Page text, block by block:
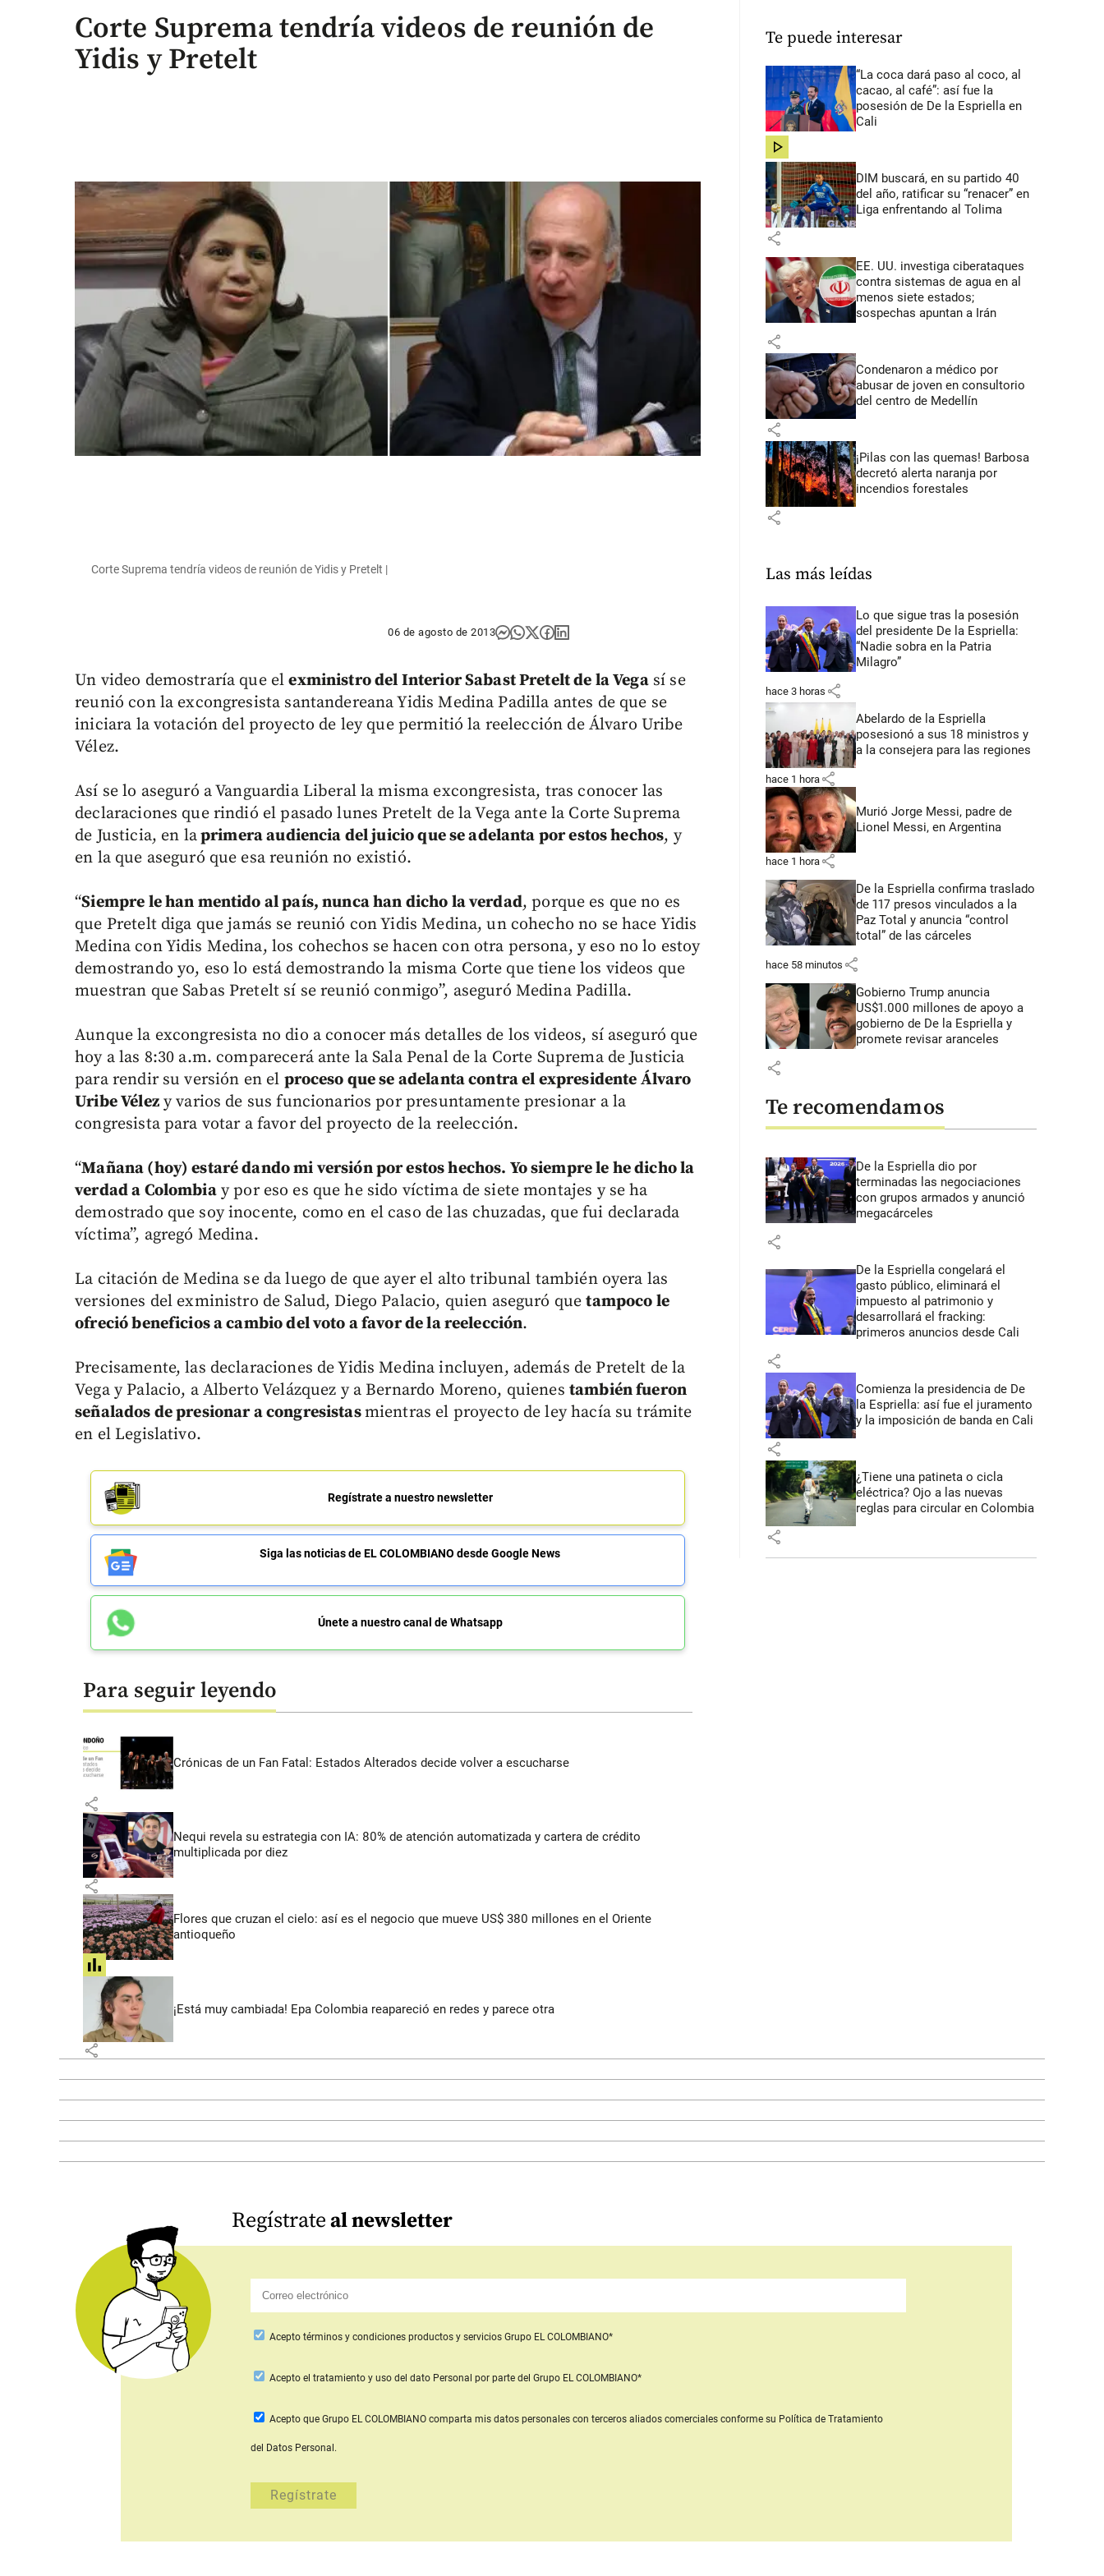
Corte Suprema tendría videos de reunión de
Yidis y Pretelt
Corte Suprema tendría videos de reunión de Yidis y Pretelt |
06 de agosto de 2013
Un video demostraría que elexministro del Interior Sabast Pretelt de la Vegasí se
reunió con la excongresista santandereana Yidis Medina Padilla antes de que se
iniciara la votación del proyecto de ley que permitió la reelección de Álvaro Uribe
Vélez.
Así se lo aseguró a Vanguardia Liberal la misma excongresista, tras conocer las
declaraciones que rindió el pasado lunes Pretelt de la Vega ante la Corte Suprema
de Justicia, en laprimera audiencia del juicio que se adelanta por estos hechos, y
en la que aseguró que esa reunión no existió.
“Siempre le han mentido al país, nunca han dicho la verdad, porque es que no es
que Pretelt diga que jamás se reunió con Yidis Medina, un cohecho no se hace Yidis
Medina con Yidis Medina, los cohechos se hacen con otra persona, y eso no lo estoy
demostrando yo, eso lo está demostrando la misma Corte que tiene los videos que
muestran que Sabas Pretelt sí se reunió conmigo”, aseguró Medina Padilla.
Aunque la excongresista no dio a conocer más detalles de los videos, sí aseguró que
hoy a las 8:30 a.m. comparecerá ante la Sala Penal de la Corte Suprema de Justicia
para rendir su versión en el proceso que se adelanta contra el expresidente Álvaro
Uribe Vélezy varios de sus funcionarios por presuntamente presionar a la
congresista para votar a favor del proyecto de la reelección.
“Mañana (hoy) estaré dando mi versión por estos hechos. Yo siempre le he dicho la
verdad a Colombiay por eso es que he sido víctima de siete montajes y se ha
demostrado que soy inocente, como en el caso de las chuzadas, que fui declarada
víctima”, agregó Medina.
La citación de Medina se da luego de que ayer el alto tribunal también oyera las
versiones del exministro de Salud, Diego Palacio, quien aseguró quetampoco le
ofreció beneficios a cambio del voto a favor de la reelección.
Precisamente, las declaraciones de Yidis Medina incluyen, además de Pretelt de la
Vega y Palacio, a Alberto Velázquez y a Bernardo Moreno, quienes también fueron
señalados de presionar a congresistasmientras el proyecto de ley hacía su trámite
en el Legislativo.
Regístrate a nuestro newsletter
Siga las noticias de EL COLOMBIANO desde Google News
Únete a nuestro canal de Whatsapp
Para seguir leyendo
Crónicas de un Fan Fatal: Estados Alterados decide volver a escucharse
share
Nequi revela su estrategia con IA: 80% de atención automatizada y cartera de crédito
multiplicada por diez
share
Flores que cruzan el cielo: así es el negocio que mueve US$ 380 millones en el Oriente
antioqueño
share
¡Está muy cambiada! Epa Colombia reapareció en redes y parece otra
share
Te puede interesar
“La coca dará paso al coco, al
cacao, al café”: así fue la
posesión de De la Espriella en
Cali
share
DIM buscará, en su partido 40
del año, ratificar su “renacer” en
Liga enfrentando al Tolima
share
EE. UU. investiga ciberataques
contra sistemas de agua en al
menos siete estados;
sospechas apuntan a Irán
share
Condenaron a médico por
abusar de joven en consultorio
del centro de Medellín
share
¡Pilas con las quemas! Barbosa
decretó alerta naranja por
incendios forestales
share
Las más leídas
Lo que sigue tras la posesión
del presidente De la Espriella:
“Nadie sobra en la Patria
Milagro”
hace 3 horas share
Abelardo de la Espriella
posesionó a sus 18 ministros y
a la consejera para las regiones
hace 1 hora share
Murió Jorge Messi, padre de
Lionel Messi, en Argentina
hace 1 hora share
De la Espriella confirma traslado
de 117 presos vinculados a la
Paz Total y anuncia “control
total” de las cárceles
hace 58 minutos share
Gobierno Trump anuncia
US$1.000 millones de apoyo a
gobierno de De la Espriella y
promete revisar aranceles
share
Te recomendamos
De la Espriella dio por
terminadas las negociaciones
con grupos armados y anunció
megacárceles
share
De la Espriella congelará el
gasto público, eliminará el
impuesto al patrimonio y
desarrollará el fracking:
primeros anuncios desde Cali
share
Comienza la presidencia de De
la Espriella: así fue el juramento
y la imposición de banda en Cali
share
¿Tiene una patineta o cicla
eléctrica? Ojo a las nuevas
reglas para circular en Colombia
share
Regístrateal newsletter
Acepto términos y condiciones productos y servicios Grupo EL COLOMBIANO*
Aceptoel tratamiento y uso del dato Personal por parte del Grupo EL COLOMBIANO*
Acepto que Grupo EL COLOMBIANO comparta mis datos personales con terceros aliados comercialesconforme su Política de Tratamiento
del Datos Personal.